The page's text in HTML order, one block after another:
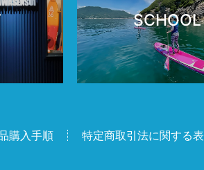
SCHOOL
購入手順 特定商取引法に関する